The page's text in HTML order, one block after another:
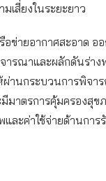
มเสี่ยงในระยะยาว
ข่ายอากาศสะอาด อ
ารณาและผลักดันร่า
านกระบวนการพิจาร
มาตรการคุ้มครองสุข
และค่าใช้จ่ายด้านกา